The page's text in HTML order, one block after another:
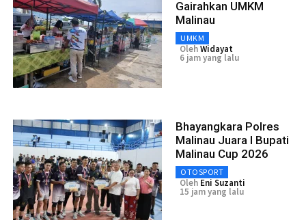
Gairahkan UMKM
Malinau
UMKM
OlehWidayat
6 jam yang lalu
Bhayangkara Polres
Malinau Juara I Bupati
Malinau Cup 2026
OTOSPORT
Oleh Eni Suzanti
15 jam yang lalu